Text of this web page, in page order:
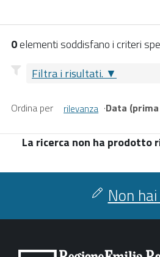
0elementi soddisfano i criteri
Filtra i risultati.
Ordina per rilevanza ·Data
La ricerca non ha prodotto
Non